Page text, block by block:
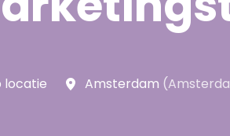
locatie Amsterdam (